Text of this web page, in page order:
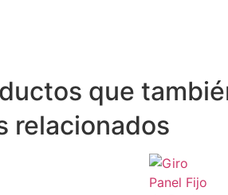
que
relacionados